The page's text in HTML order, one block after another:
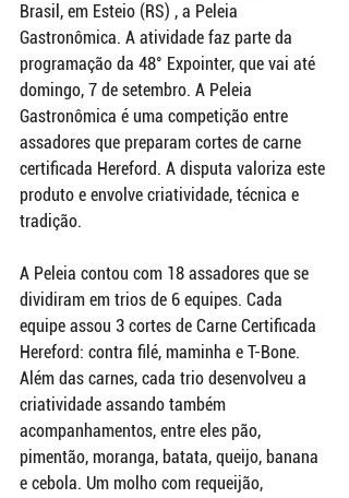
Brasil, em Esteio (RS) , a Peleia
Gastronômica. A atividade faz parte da
programação da 48° Expointer, que vai até
domingo, 7 de setembro. A Peleia
Gastronômica é uma competição entre
assadores que preparam cortes de carne
certificada Hereford. A disputa valoriza este
produto e envolve criatividade, técnica e
tradição.
A Peleia contou com 18 assadores que se
dividiram em trios de 6 equipes. Cada
equipe assou 3 cortes de Carne Certificada
Hereford: contra filé, maminha e T-Bone.
Além das carnes, cada trio desenvolveu a
criatividade assando também
acompanhamentos, entre eles pão,
pimentão, moranga, batata, queijo, banana
e cebola. Um molho com requeijão,